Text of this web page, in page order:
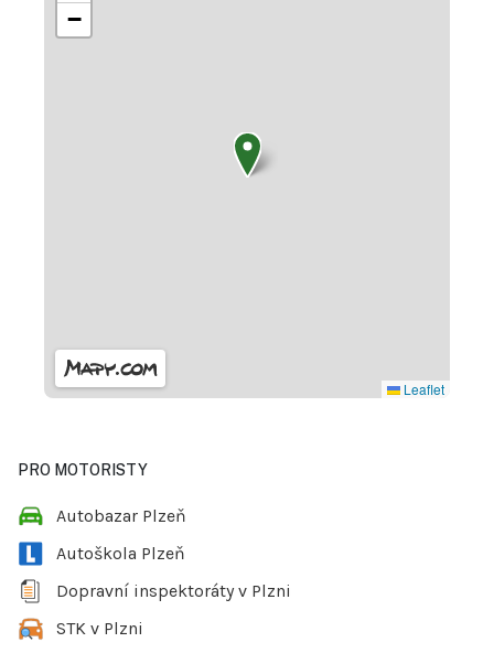
−
Leaflet
PRO MOTORISTY
Autobazar Plzeň
Autoškola Plzeň
Dopravní inspektoráty v Plzni
STK v Plzni